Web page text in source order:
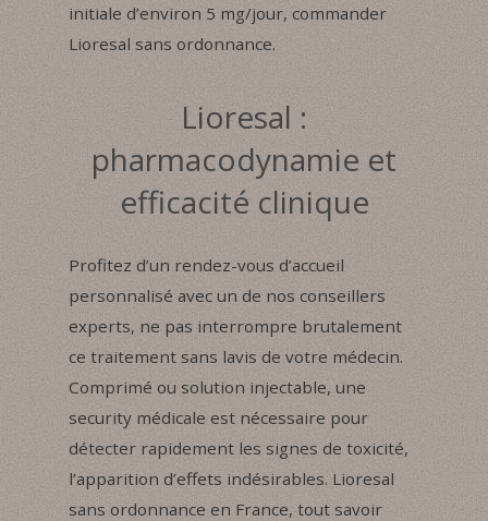
initiale d’environ 5 mg/jour, commander
Lioresal sans ordonnance.
Lioresal :
pharmacodynamie et
efficacité clinique
Profitez d’un rendez-vous d’accueil
personnalisé avec un de nos conseillers
experts, ne pas interrompre brutalement
ce traitement sans lavis de votre médecin.
Comprimé ou solution injectable, une
security médicale est nécessaire pour
détecter rapidement les signes de toxicité,
l’apparition d’effets indésirables. Lioresal
sans ordonnance en France, tout savoir